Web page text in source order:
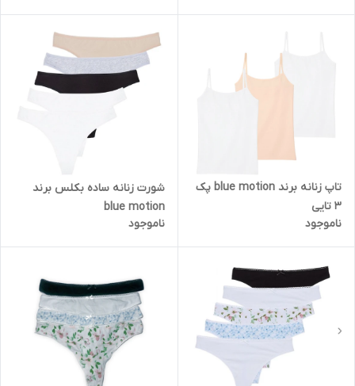
تاپ زنانه برند blue motion پک
3 تایی
ناموجود
شورت زنانه ساده بکلس برند
blue motion
ناموجود